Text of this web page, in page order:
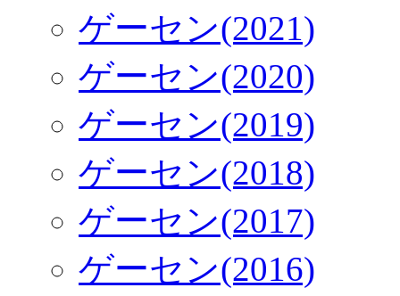
ゲーセン(2021)
ゲーセン(2020)
ゲーセン(2019)
ゲーセン(2018)
ゲーセン(2017)
ゲーセン(2016)